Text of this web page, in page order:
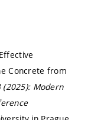
Concrete from
(2025): Modern